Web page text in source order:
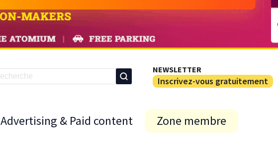
NEWSLETTER
Inscrivez-vous gratuitement
Advertising & Paid content Zone membre